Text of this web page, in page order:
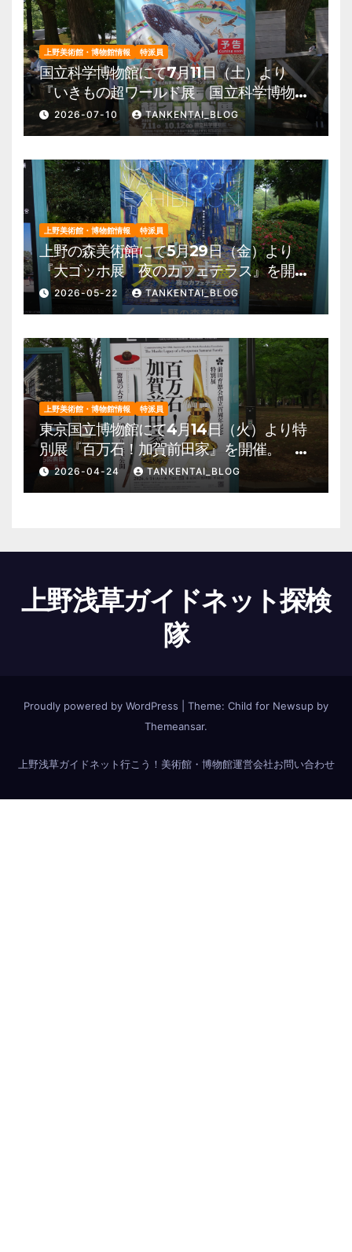
上野美術館・博物館情報 特派員
国立科学博物館にて7月11日（土）より
『いきもの超ワールド展 国立科学博物館
×ダーウィンが来た！』を開催。 上野公
園 美術館・博物館 混雑情報他
2026-07-10 TANKENTAI_BLOG
上野美術館・博物館情報 特派員
上野の森美術館にて5月29日（金）より
『大ゴッホ展 夜のカフェテラス』を開
催。 上野公園 美術館・博物館 混雑情
報他
2026-05-22 TANKENTAI_BLOG
上野美術館・博物館情報 特派員
東京国立博物館にて4月14日（火）より特
別展『百万石！加賀前田家』を開催。 上
野公園 美術館・博物館 混雑情報他
2026-04-24 TANKENTAI_BLOG
上野浅草ガイドネット探検
隊
Proudly powered by WordPress Theme: Child for Newsup by
Themeansar.
上野浅草ガイドネット行こう！美術館・博物館運営会社お問い合わせ